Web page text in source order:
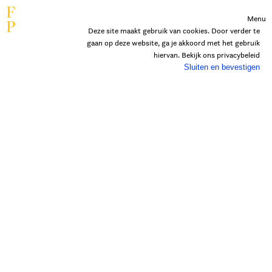
Deze site maakt gebruik van cookies. Door verder te
gaan op deze website, ga je akkoord met het gebruik
hiervan. Bekijk ons privacybeleid
Sluiten en bevestigen
F
P Menu